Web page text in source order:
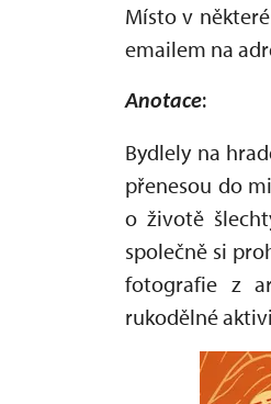
Místo v
emailem na
Anotace:
Bydlely na
přenesou do
o životě
společně si
fotografie z
rukodělné